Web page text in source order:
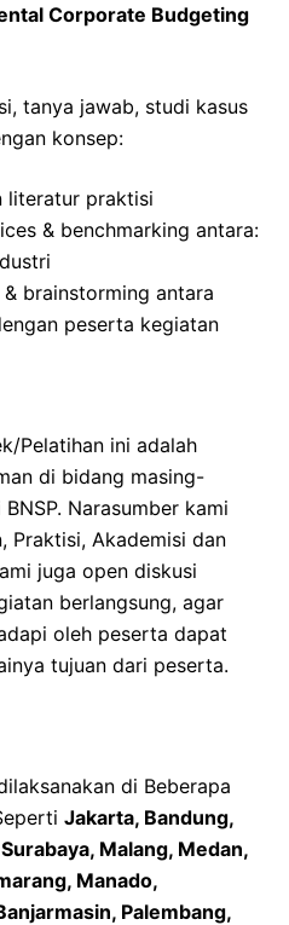
Corporate Budgeting
tanya jawab, studi kasus
konsep:
literatur praktisi
& benchmarking antara:
brainstorming antara
peserta kegiatan
Pelatihan ini adalah
di bidang masing-
Narasumber kami
Praktisi, Akademisi dan
juga open diskusi
berlangsung, agar
oleh peserta dapat
tujuan dari peserta.
di Beberapa
Jakarta, Bandung,
Malang, Medan,
Manado,
Palembang,